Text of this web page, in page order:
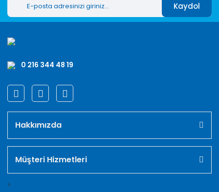
Kaydol
0 216 344 48 19
Hakkımızda
Müşteri Hizmetleri
>